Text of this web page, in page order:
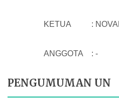
PENGUMUMAN UN
KETUA : NOVAL
ANGGOTA : -